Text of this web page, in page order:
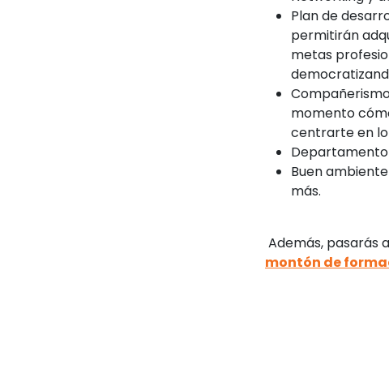
Plan de
permitirán
metas
momento
centrarte en
Buen
más.
Además, pasarás
montón de